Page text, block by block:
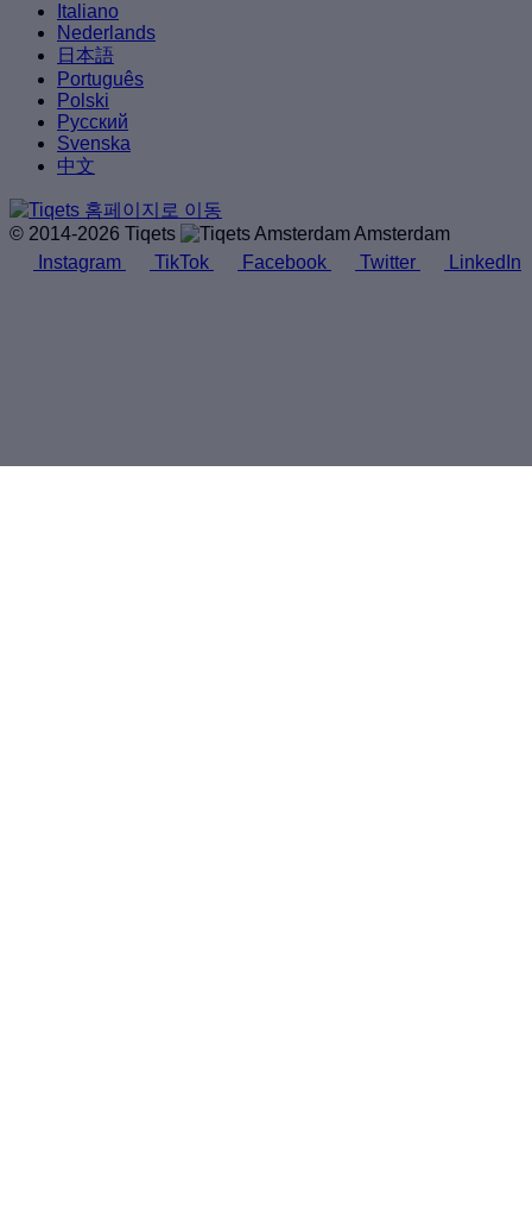
Italiano
Nederlands
日本語
Português
Polski
Русский
Svenska
中文
© 2014-2026 Tiqets
Amsterdam
Instagram
TikTok Facebook Twitter LinkedIn